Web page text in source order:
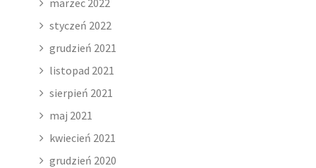
marzec 2022
styczeń 2022
grudzień 2021
listopad 2021
sierpień 2021
maj 2021
kwiecień 2021
grudzień 2020